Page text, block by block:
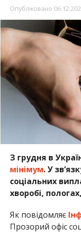
Опубліковано
З грудня в
мінімум. У
соціальних
хворобі,
Як повідомляє
Прозорий офіс